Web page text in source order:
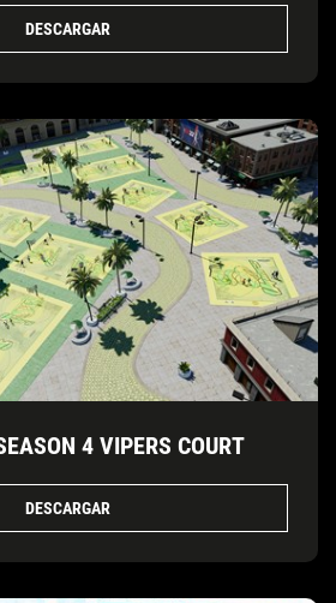
DESCARGAR
4 VIPERS COURT
DESCARGAR